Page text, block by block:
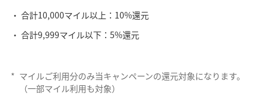
合計10,000マイル以上：10%還元
合計9,999マイル以下：5%還元
* マイルご利用分のみ当キャンペーンの還元対象になります。
（一部マイル利用も対象）